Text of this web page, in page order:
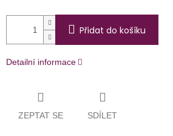
Přidat do košíku
Detailní informace
ZEPTAT SE SDÍLET